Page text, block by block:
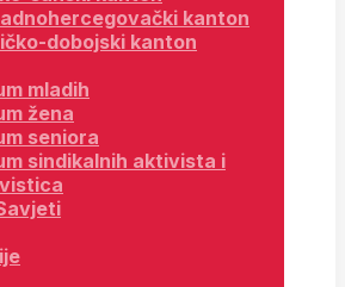
kanton
dobojski kanton
mladih
žena
seniora
sindikalnih aktivista i